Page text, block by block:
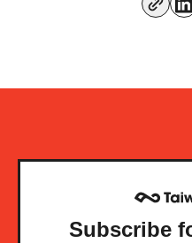
Subscribe